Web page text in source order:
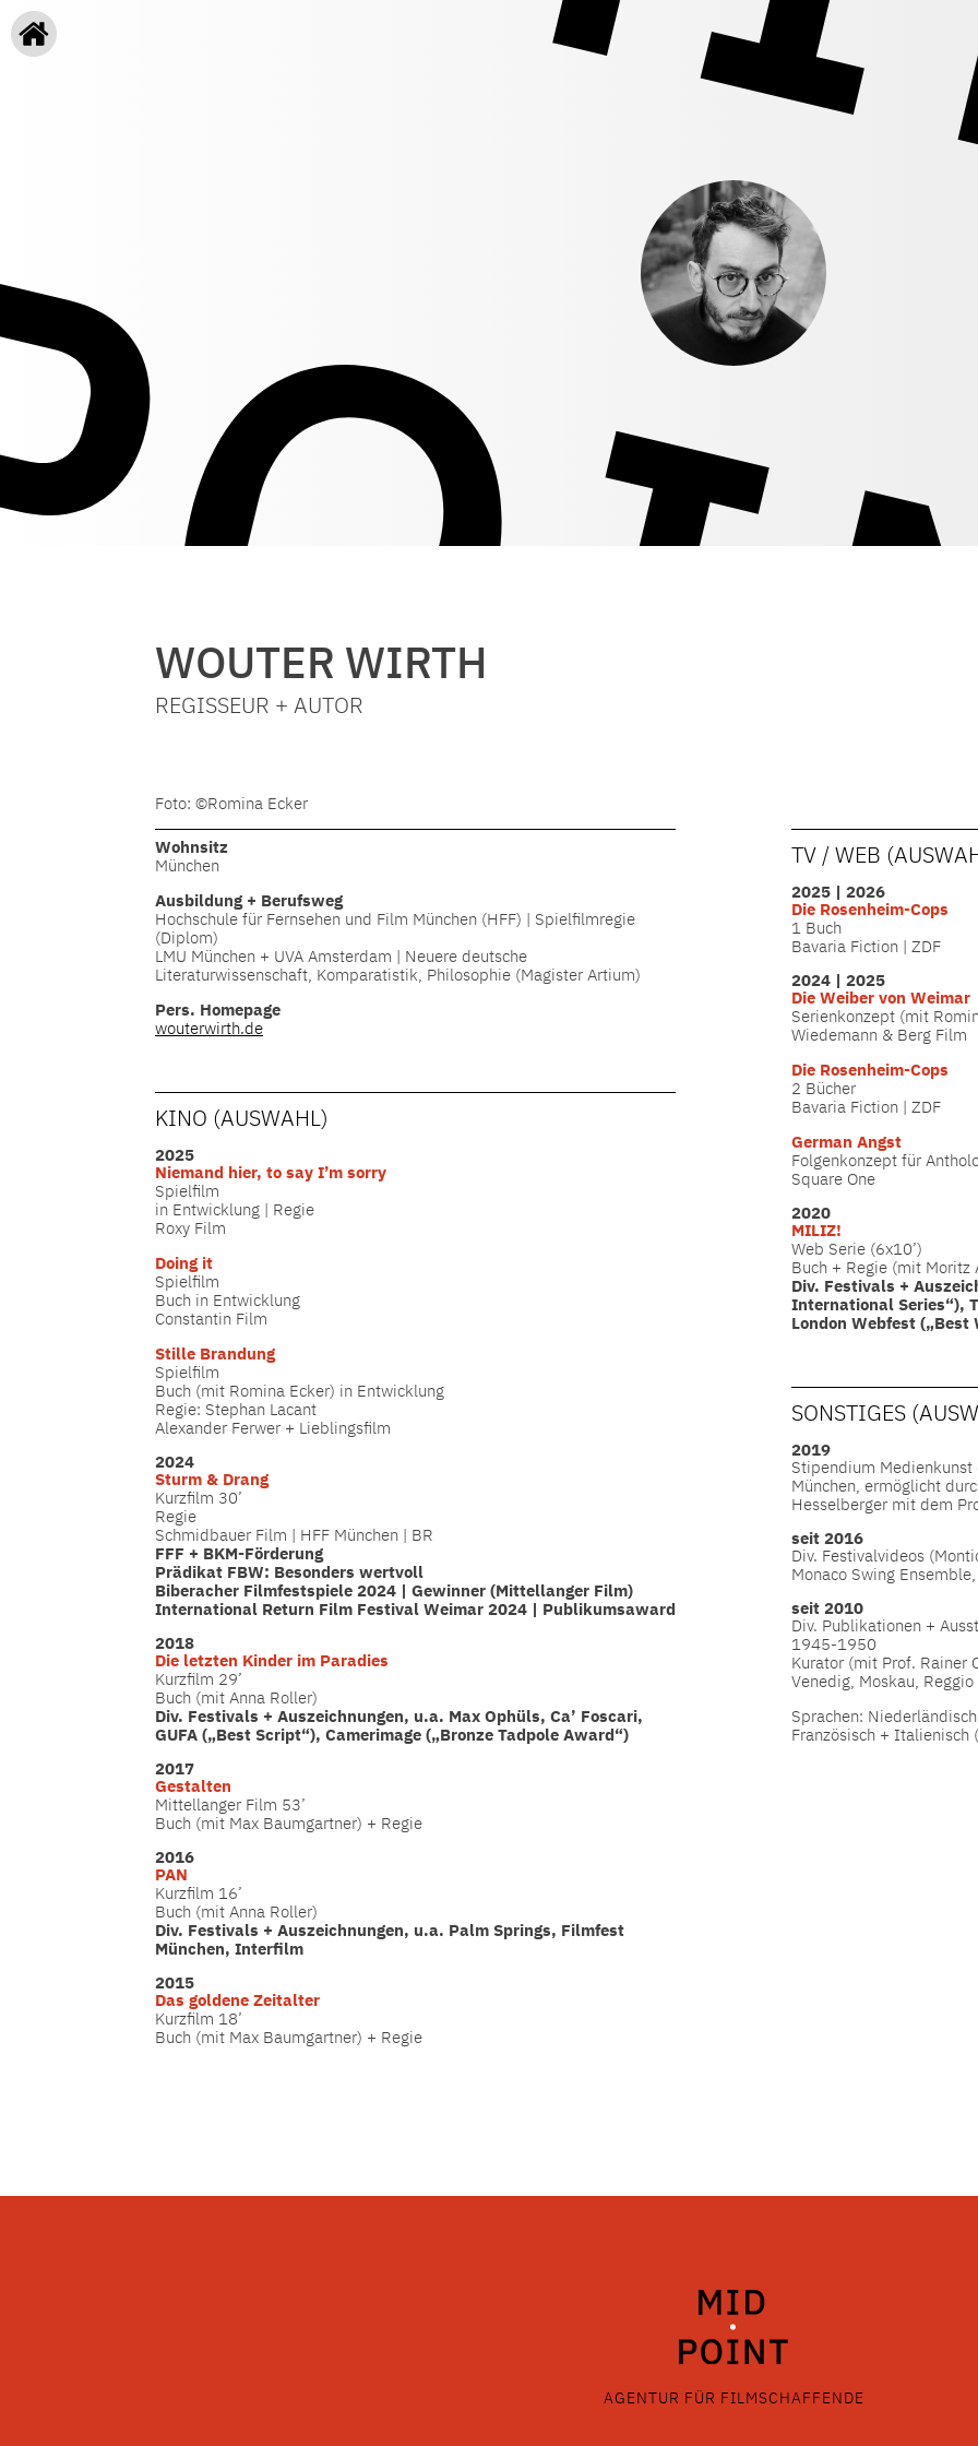
WOUTER WIRTH
REGISSEUR + AUTOR
Foto: ©Romina Ecker
Wohnsitz
München
Ausbildung + Berufsweg
Hochschule für Fernsehen und Film München (HFF) | Spielfilmregie
(Diplom)
LMU München + UVA Amsterdam | Neuere deutsche
Literaturwissenschaft, Komparatistik, Philosophie (Magister Artium)
Pers. Homepage
wouterwirth.de
KINO (AUSWAHL)
2025
Niemand hier, to say I’m sorry
Spielfilm
in Entwicklung | Regie
Roxy Film
Doing it
Spielfilm
Buch in Entwicklung
Constantin Film
Stille Brandung
Spielfilm
Buch (mit Romina Ecker) in Entwicklung
Regie: Stephan Lacant
Alexander Ferwer + Lieblingsfilm
2024
Sturm & Drang
Kurzfilm 30’
Regie
Schmidbauer Film | HFF München | BR
FFF + BKM-Förderung
Prädikat FBW: Besonders wertvoll
Biberacher Filmfestspiele 2024 | Gewinner (Mittellanger Film)
International Return Film Festival Weimar 2024 | Publikumsaward
2018
Die letzten Kinder im Paradies
Kurzfilm 29’
Buch (mit Anna Roller)
Div. Festivals + Auszeichnungen, u.a. Max Ophüls, Ca’ Foscari,
GUFA („Best Script“), Camerimage („Bronze Tadpole Award“)
2017
Gestalten
Mittellanger Film 53’
Buch (mit Max Baumgartner) + Regie
2016
PAN
Kurzfilm 16’
Buch (mit Anna Roller)
Div. Festivals + Auszeichnungen, u.a. Palm Springs, Filmfest
München, Interfilm
2015
Das goldene Zeitalter
Kurzfilm 18’
Buch (mit Max Baumgartner) + Regie
TV / WEB
2025 | 2026
Die Rosenheim-Cops
1 Buch
Bavaria Fiction | ZDF
2024 | 2025
Die Weiber von Weimar
Serienkonzept (mit
Wiedemann & Berg Film
Die Rosenheim-Cops
2 Bücher
Bavaria Fiction | ZDF
German Angst
Folgenkonzept für
Square One
2020
MILIZ!
Web Serie (6x10’)
Buch + Regie (mit Moritz
Div. Festivals +
International Series“),
London Webfest („Best
SONSTIGES
2019
Stipendium Medienkunst
München, ermöglicht
Hesselberger mit dem
seit 2016
Div. Festivalvideos
Monaco Swing
seit 2010
Div. Publikationen +
1945-1950
Kurator (mit Prof. Rainer
Venedig, Moskau,
Sprachen:
Französisch + Italienisch
AGENTUR FÜR FILMSCHAFFENDE